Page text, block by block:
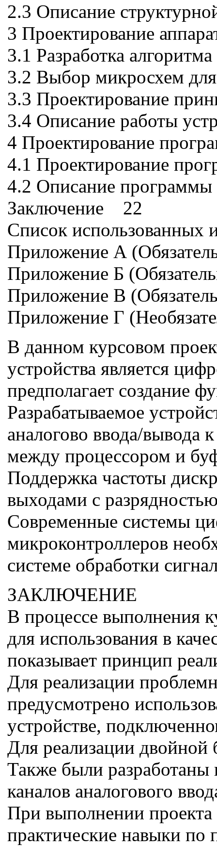
2.3 Описание
3 Проектирование
3.1 Разработка
3.2 Выбор микросхем
3.3 Проектирование
3.4 Описание работы
4 Проектирование
4.1 Проектирование
4.2 Описание
Заключение 22
Список
Приложение А
Приложение Б
Приложение В
Приложение Г
В данном курсовом
устройства является
предполагает создание
Разрабатываемое
аналогово ввода/вывода
между процессором и
Поддержка частоты
выходами с
Современные системы
микроконтроллеров
системе обработки
ЗАКЛЮЧЕНИЕ
В процессе выполнения
для использования в
показывает принцип
Для реализации
предусмотрено
устройстве,
Для реализации двойной
Также были разработаны
каналов аналогового
При выполнении проекта
практические навыки по